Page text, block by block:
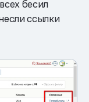
бесил
ссылки